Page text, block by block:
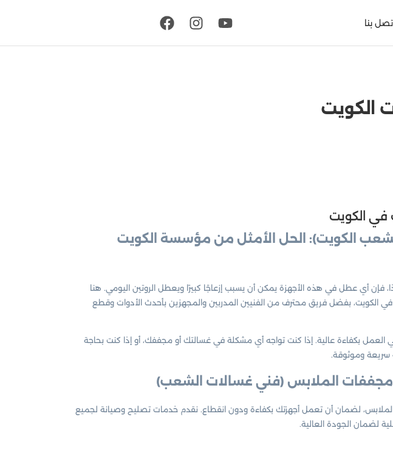
بنا
في الكويت
الكويت): الحل الأمثل من مؤسسة الكويت
فإن أي عطل في هذه الأجهزة يمكن أن يسبب إزعاجًا كبيرًا ويعطل الروتين اليومي. هنا
الكويت، بفضل فريق محترف من الفنيين المدربين والمجهزين بأحدث الأدوات وقطع
بكفاءة عالية. إذا كنت تواجه أي مشكلة في غسالتك أو مجففك، أو إذا كنت بحاجة
سريعة وموثوقة.
الملابس (فني غسالات الشعب)
لضمان أن تعمل أجهزتك بكفاءة ودون انقطاع. نقدم خدمات تصليح وصيانة لجميع
لضمان الجودة العالية.